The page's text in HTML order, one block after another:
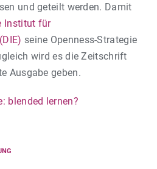
und geteilt werden. Damit
Institut für
seine Openness-Strategie
wird es die Zeitschrift
Ausgabe geben.
blended lernen?